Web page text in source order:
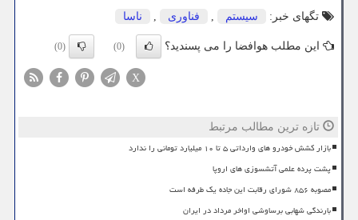
تگهای خبر:
سیستم , فناوری , ناسا
این مطلب هوافضا را می پسندید؟ (0)
(0)
X
تازه ترین مطالب مرتبط
بازار کشش خودرو های وارداتی ۵ تا ۱۰ میلیارد تومانی را ندارد
پشت پرده علمی آتشسوزی های اروپا
مصوبه ۸۵۶ شورای رقابت این جاده یک طرفه است
بارندگی شهابی برساوشی اواخر مرداد در ایران